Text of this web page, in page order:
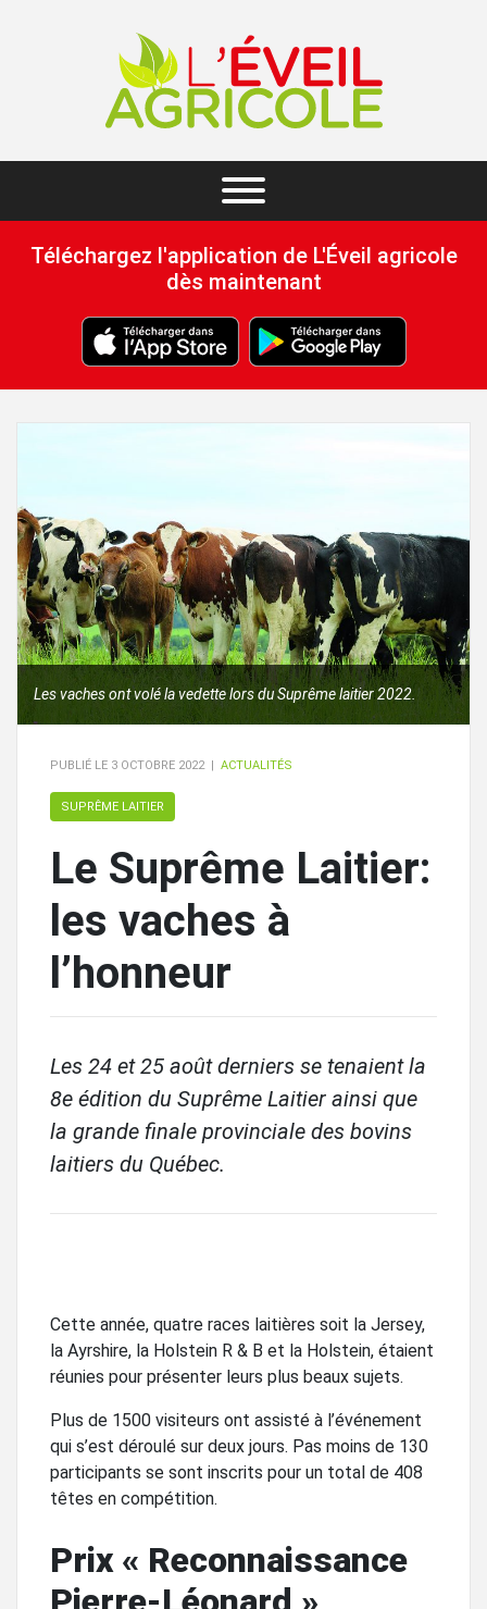
Téléchargez l'application de L'Éveil agricole
dès maintenant
Les vaches ont volé la vedette lors du Suprême laitier 2022.
PUBLIÉ LE 3 OCTOBRE 2022| ACTUALITÉS
SUPRÊME LAITIER
Le Suprême Laitier:
les vaches à
l’honneur
Les 24 et 25 août derniers se tenaient la
8e édition du Suprême Laitier ainsi que
la grande finale provinciale des bovins
laitiers du Québec.
Cette année, quatre races laitières soit la Jersey,
la Ayrshire, la Holstein R & B et la Holstein, étaient
réunies pour présenter leurs plus beaux sujets.
Plus de 1500 visiteurs ont assisté à l’événement
qui s’est déroulé sur deux jours. Pas moins de 130
participants se sont inscrits pour un total de 408
têtes en compétition.
Prix « Reconnaissance